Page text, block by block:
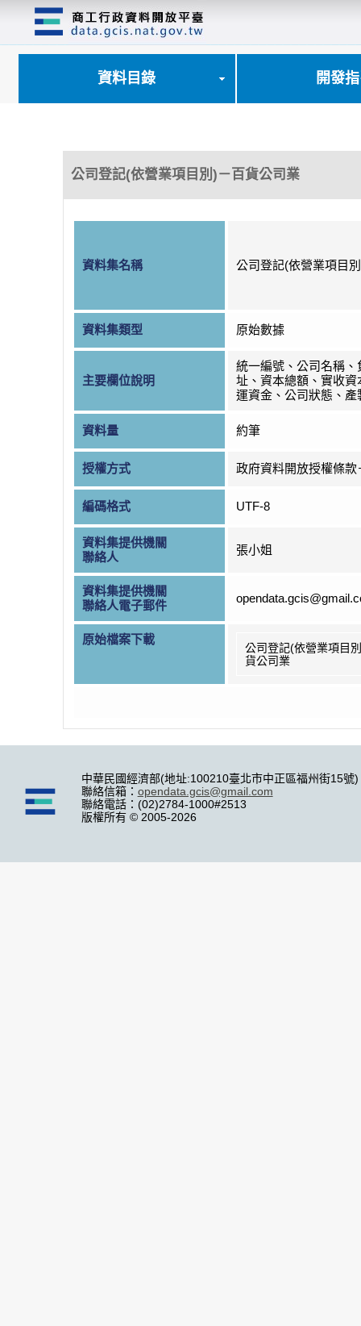
資料目錄 開發
公司登記(依營業項目別)－百貨公司業
資料集名稱 公司登記(依營業項目
資料集類型 原始數據
主要欄位說明
統一編號、公司名稱、
址、資本總額、實收資
運資金、公司狀態、產
資料量 約筆
授權方式 政府資料開放授權條款
編碼格式 UTF-8
資料集提供機關
聯絡人
張小姐
資料集提供機關
聯絡人電子郵件
原始檔案下載
公司登記(依營業項目
貨公司業
中華民國經濟部(地址:100210臺北市中正區福州街15號)
聯絡信箱： opendata.gcis@gmail.com
聯絡電話：(02)2784-1000#2513
版權所有 © 2005-2026